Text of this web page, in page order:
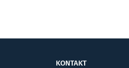
KONTAKT